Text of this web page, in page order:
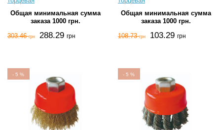
Общая минимальная сумма
заказа 1000 грн.
303.46грн 288.29 грн
Общая минимальная сумма
заказа 1000 грн.
108.73грн 103.29 грн
-5% -5%